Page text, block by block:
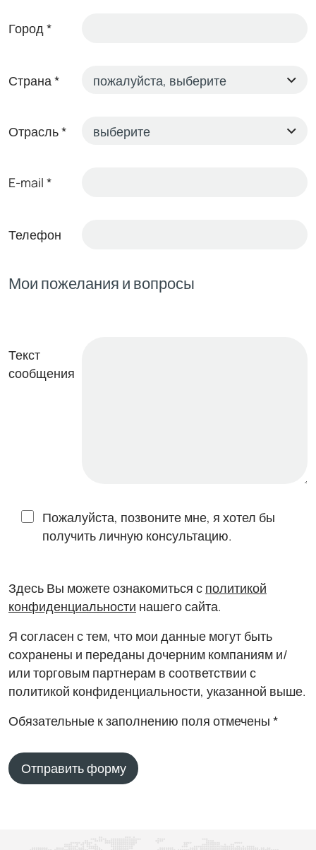
Город *
Страна *
Отрасль*
E-mail *
Телефон
Мои пожелания и вопросы
Текст
сообщения
Пожалуйста, позвоните мне, я хотел бы
получить личную консультацию.
Здесь Вы можете ознакомиться с политикой
конфиденциальности нашего сайта.
Я согласен с тем, что мои данные могут быть
сохранены и переданы дочерним компаниям и/
или торговым партнерам в соответствии с
политикой конфиденциальности, указанной выше.
Обязательные к заполнению поля отмечены *
Отправить форму